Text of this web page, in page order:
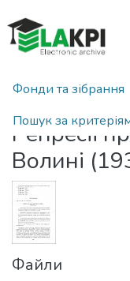
Фонди та зібрання
Пошук за
Статистика
Головна
Репресії
Волині
Файли